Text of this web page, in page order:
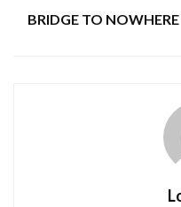
BRIDGE TO